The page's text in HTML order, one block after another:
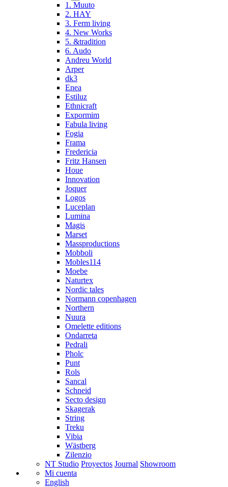
1. Muuto
2. HAY
3. Ferm living
4. New Works
5. &tradition
6. Audo
Andreu World
Arper
dk3
Enea
Estiluz
Ethnicraft
Expormim
Fabula living
Fogia
Frama
Fredericia
Fritz Hansen
Houe
Innovation
Joquer
Logos
Luceplan
Lumina
Magis
Marset
Massproductions
Mobboli
Mobles114
Moebe
Naturtex
Nordic tales
Normann copenhagen
Northern
Nuura
Omelette editions
Ondarreta
Pedrali
Pholc
Punt
Rols
Sancal
Schneid
Secto design
Skagerak
String
Treku
Vibia
Wästberg
Zilenzio
NT Studio Proyectos Journal Showroom
Mi cuenta
English